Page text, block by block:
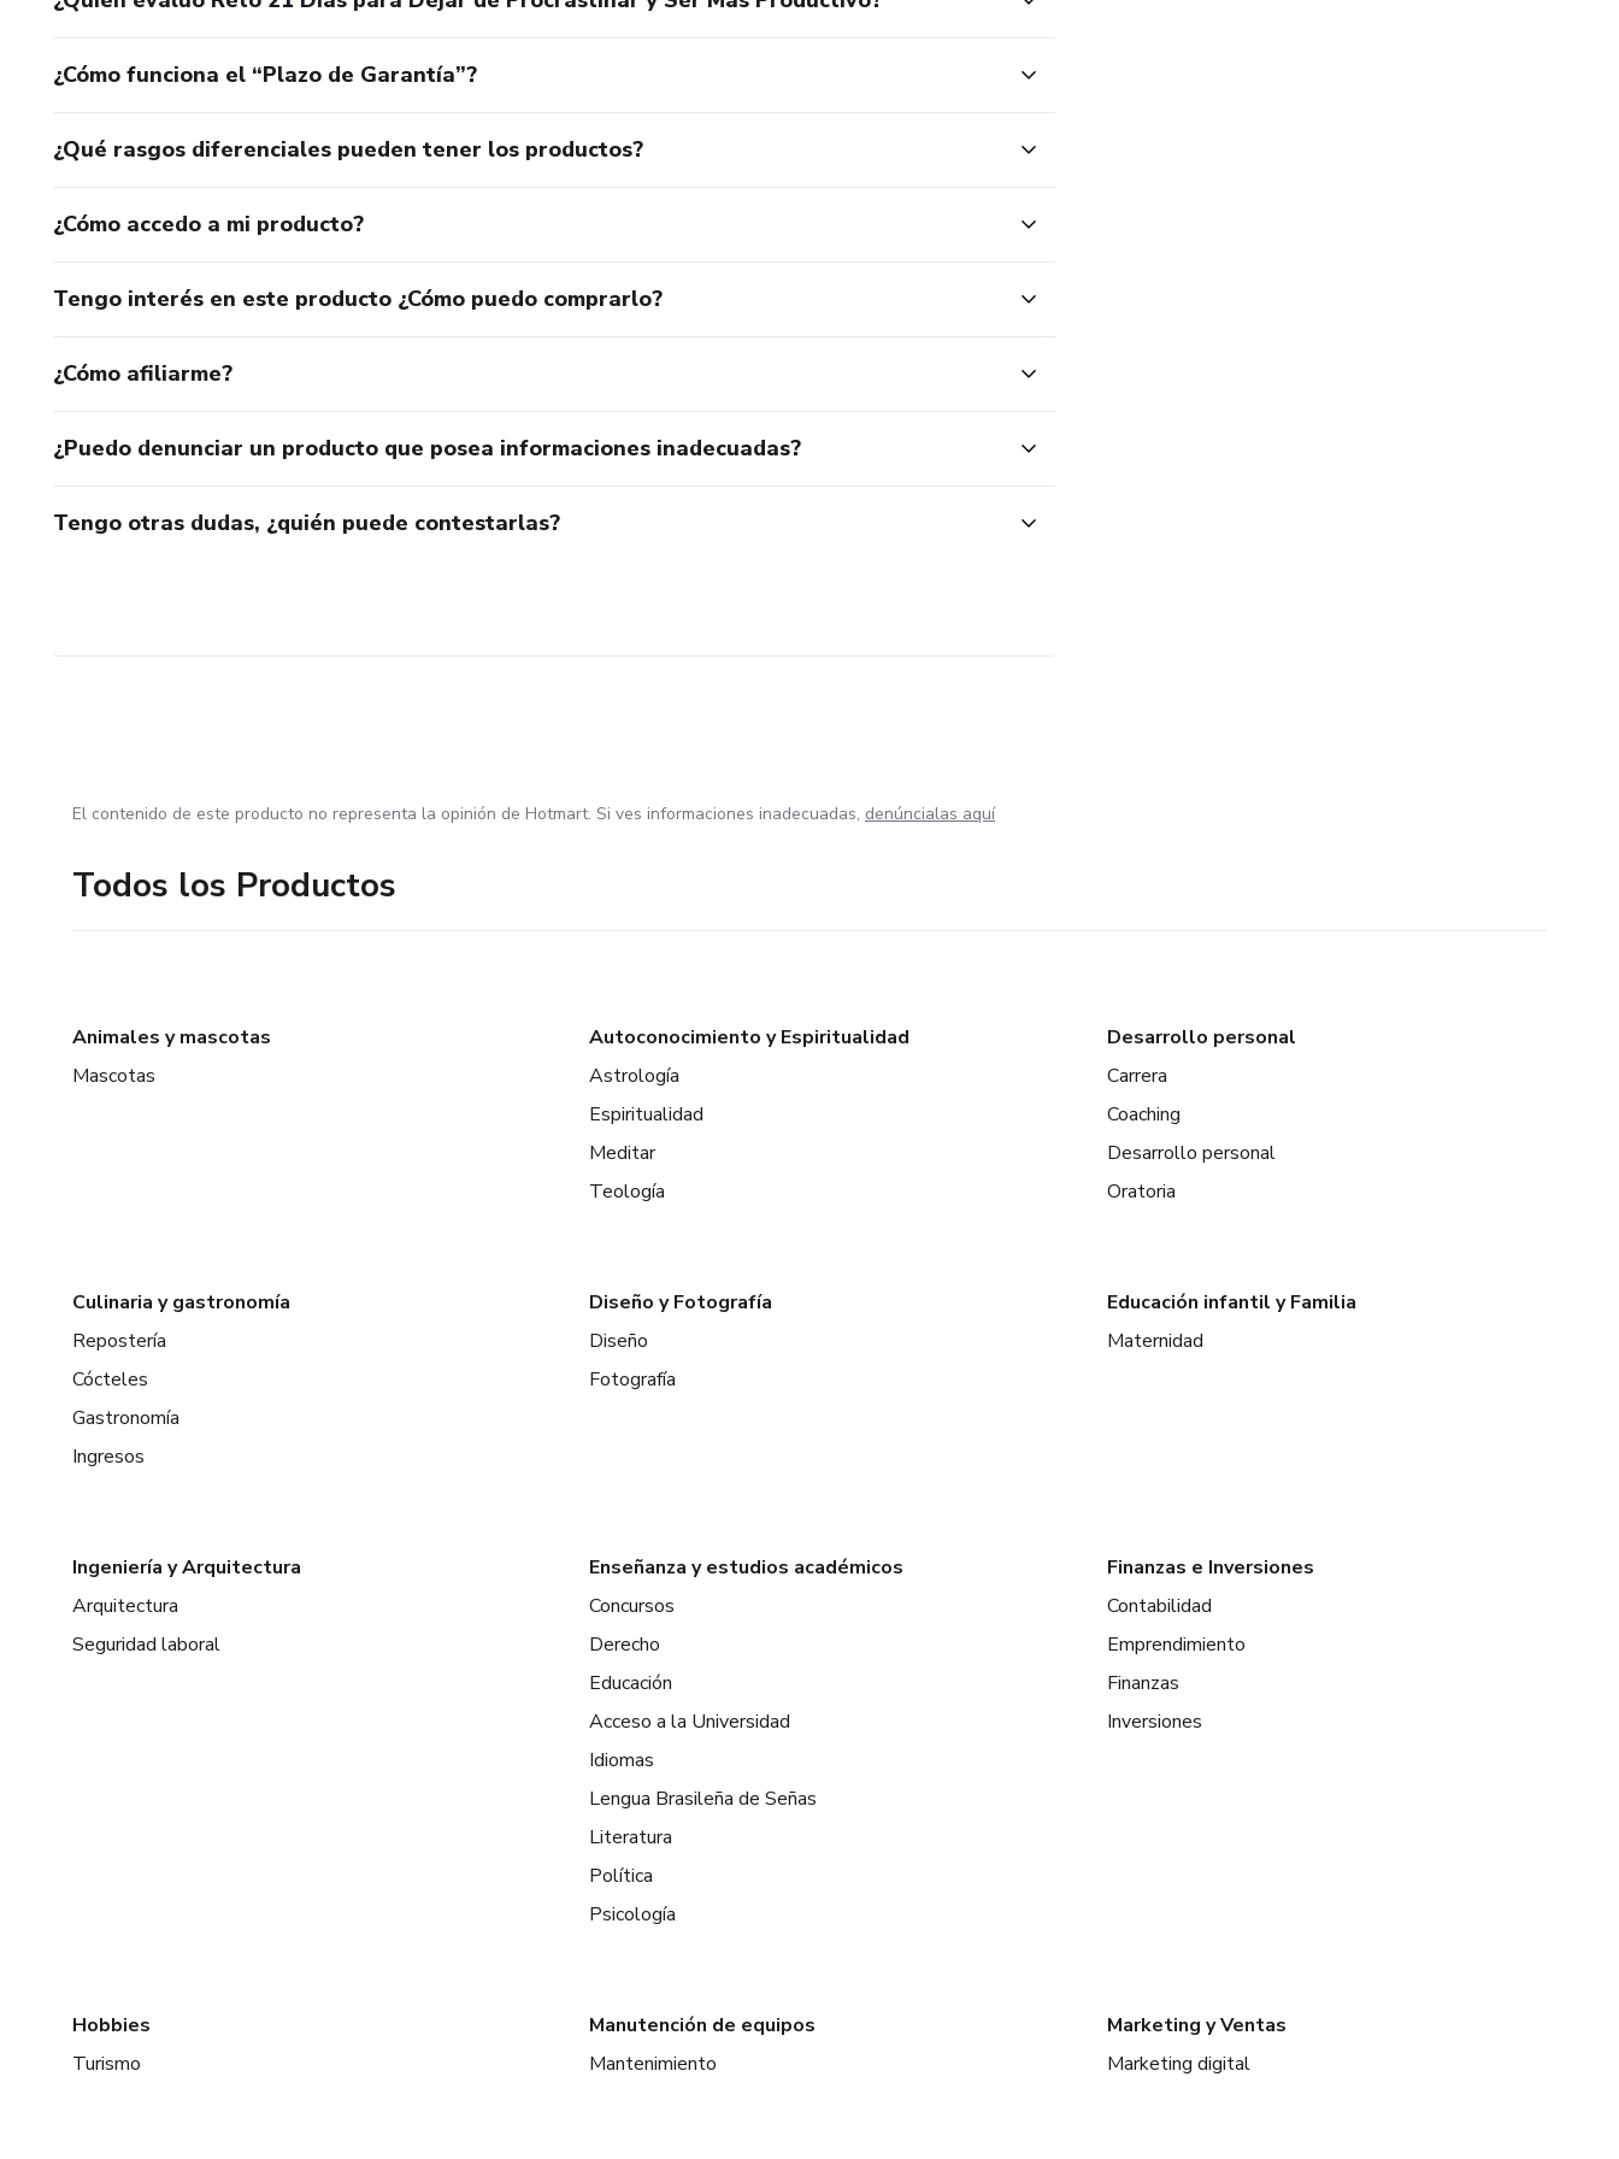
¿Cómo funciona el “Plazo de Garantía”?
¿Qué rasgos diferenciales pueden tener los productos?
¿Cómo accedo a mi producto?
Tengo interés en este producto ¿Cómo puedo comprarlo?
¿Cómo afiliarme?
¿Puedo denunciar un producto que posea informaciones inadecuadas?
Tengo otras dudas, ¿quién puede contestarlas?
El contenido de este producto no representa la opinión de Hotmart. Si ves informaciones inadecuadas, denúncialas aquí
Todos los Productos
Animales y mascotas
Mascotas
Autoconocimiento y Espiritualidad
Astrología
Espiritualidad
Meditar
Teología
Desarrollo personal
Carrera
Coaching
Desarrollo personal
Oratoria
Culinaria y gastronomía
Repostería
Cócteles
Gastronomía
Ingresos
Diseño y Fotografía
Diseño
Fotografía
Educación infantil y Familia
Maternidad
Ingeniería y Arquitectura
Arquitectura
Seguridad laboral
Enseñanza y estudios académicos
Concursos
Derecho
Educación
Acceso a la Universidad
Idiomas
Lengua Brasileña de Señas
Literatura
Política
Psicología
Finanzas e Inversiones
Contabilidad
Emprendimiento
Finanzas
Inversiones
Hobbies
Turismo
Manutención de equipos
Mantenimiento
Marketing y Ventas
Marketing digital